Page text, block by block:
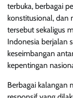
terbuka, berbagai
konstitusional, dan
tersebut sekaligus
Indonesia berjalan
keseimbangan
kepentingan
Berbagai kalangan